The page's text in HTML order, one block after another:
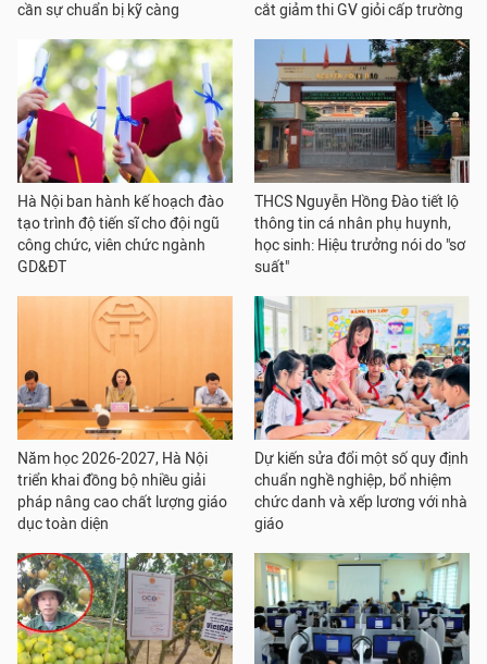
cần sự chuẩn bị kỹ càng
cắt giảm thi GV giỏi cấp trường
Hà Nội ban hành kế hoạch đào
tạo trình độ tiến sĩ cho đội ngũ
công chức, viên chức ngành
GD&ĐT
THCS Nguyễn Hồng Đào tiết lộ
thông tin cá nhân phụ huynh,
học sinh: Hiệu trưởng nói do "sơ
suất"
Năm học 2026-2027, Hà Nội
triển khai đồng bộ nhiều giải
pháp nâng cao chất lượng giáo
dục toàn diện
Dự kiến sửa đổi một số quy định
chuẩn nghề nghiệp, bổ nhiệm
chức danh và xếp lương với nhà
giáo